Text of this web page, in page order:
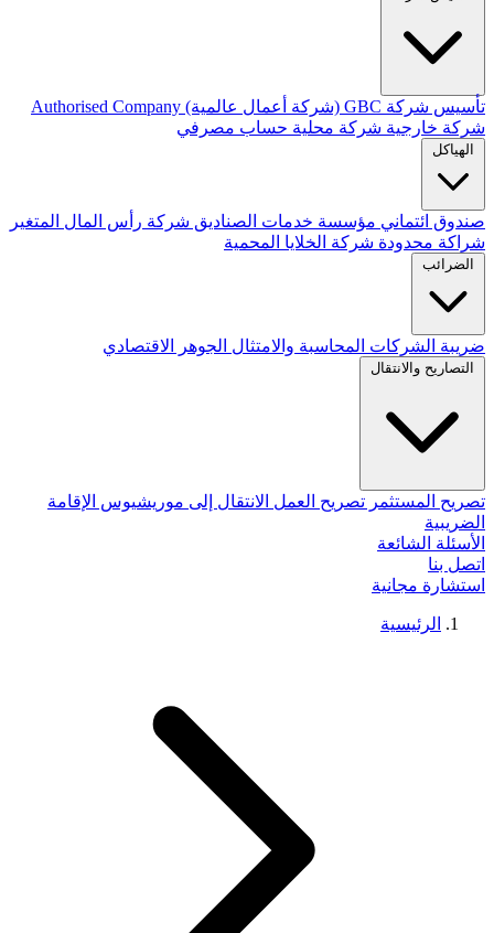
تأسيس شركة GBC (شركة أعمال عالمية)
Authorised Company
شركة خارجية شركة محلية حساب مصرفي
الهياكل
صندوق ائتماني مؤسسة خدمات الصناديق شركة رأس المال المتغير
شراكة محدودة شركة الخلايا المحمية
الضرائب
ضريبة الشركات المحاسبة والامتثال الجوهر الاقتصادي
التصاريح والانتقال
تصريح المستثمر تصريح العمل الانتقال إلى موريشيوس الإقامة
الضريبية
الأسئلة الشائعة
اتصل بنا
استشارة مجانية
الرئيسية